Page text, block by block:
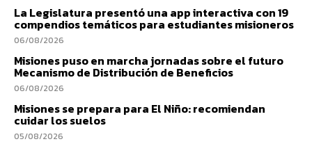
La Legislatura presentó una app interactiva con 19
compendios temáticos para estudiantes misioneros
06/08/2026
Misiones puso en marcha jornadas sobre el futuro
Mecanismo de Distribución de Beneficios
06/08/2026
Misiones se prepara para El Niño: recomiendan
cuidar los suelos
05/08/2026